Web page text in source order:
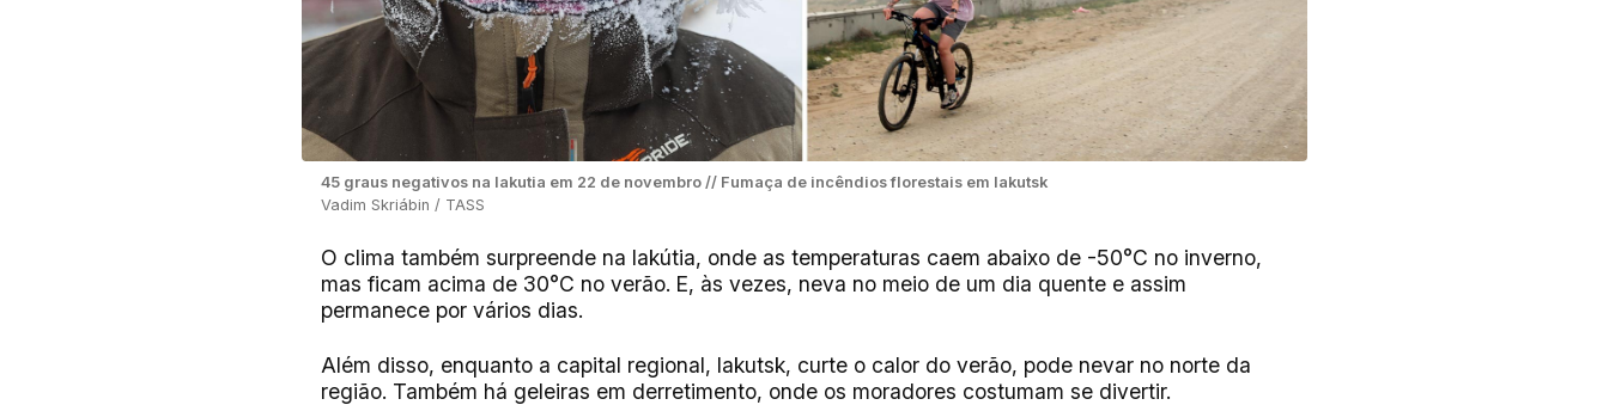
45 graus negativos na Iakutia em 22 de novembro // Fumaça de incêndios florestais em Iakutsk
Vadim Skriábin / TASS
O clima também surpreende na Iakútia, onde as temperaturas caem abaixo de -50°C no inverno,
mas ficam acima de 30°C no verão. E, às vezes, neva no meio de um dia quente e assim
permanece por vários dias.
Além disso, enquanto a capital regional, Iakutsk, curte o calor do verão, pode nevar no norte da
região. Também há geleiras em derretimento, onde os moradores costumam se divertir.